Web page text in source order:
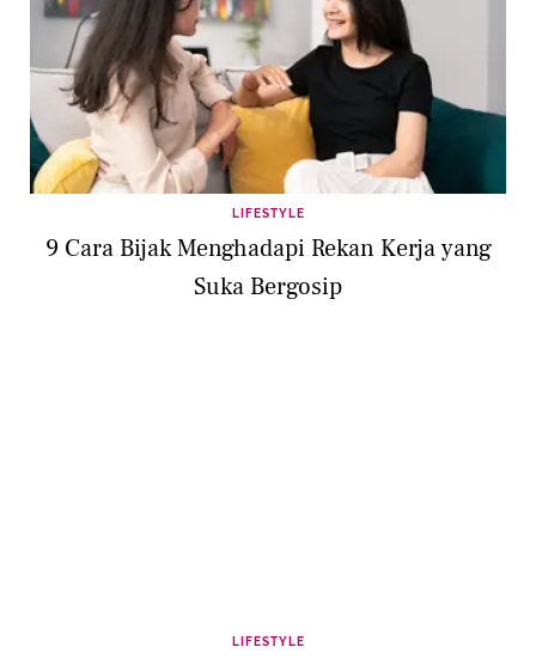
LIFESTYLE
9 Cara Bijak Menghadapi Rekan Kerja yang
Suka Bergosip
LIFESTYLE